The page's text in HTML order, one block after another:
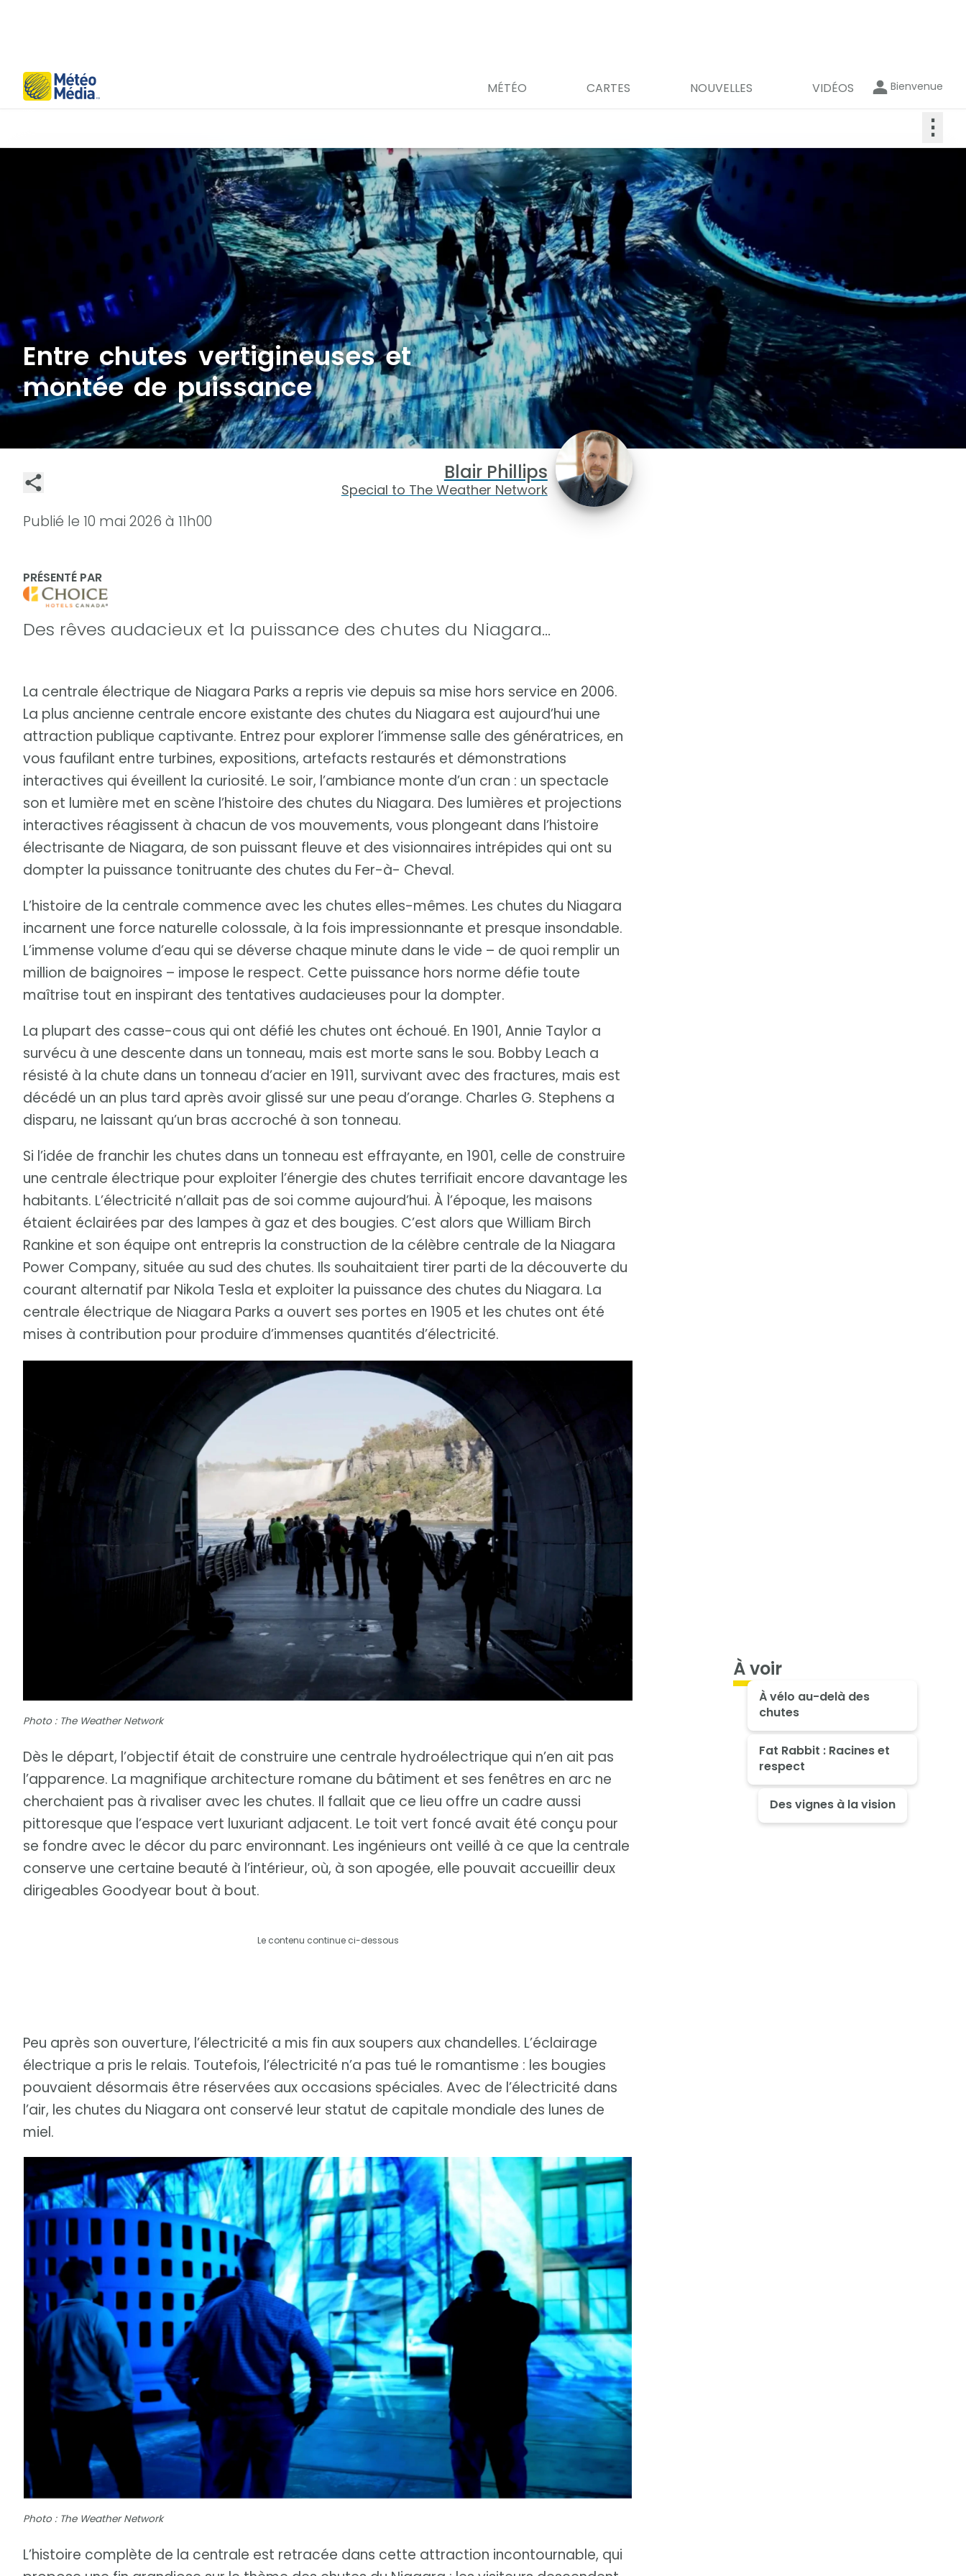
MÉTÉO CARTES NOUVELLES VIDÉOS Bienvenue
⋮
Entre chutes vertigineuses et
montée de puissance
Blair Phillips
Special to The Weather Network
Publié le 10 mai 2026 à 11h00
PRÉSENTÉ PAR
Des rêves audacieux et la puissance des chutes du Niagara...
La centrale électrique de Niagara Parks a repris vie depuis sa mise hors service en 2006.
La plus ancienne centrale encore existante des chutes du Niagara est aujourd’hui une
attraction publique captivante. Entrez pour explorer l’immense salle des génératrices, en
vous faufilant entre turbines, expositions, artefacts restaurés et démonstrations
interactives qui éveillent la curiosité. Le soir, l’ambiance monte d’un cran : un spectacle
son et lumière met en scène l’histoire des chutes du Niagara. Des lumières et projections
interactives réagissent à chacun de vos mouvements, vous plongeant dans l’histoire
électrisante de Niagara, de son puissant fleuve et des visionnaires intrépides qui ont su
dompter la puissance tonitruante des chutes du Fer-à- Cheval.
L’histoire de la centrale commence avec les chutes elles-mêmes. Les chutes du Niagara
incarnent une force naturelle colossale, à la fois impressionnante et presque insondable.
L’immense volume d’eau qui se déverse chaque minute dans le vide – de quoi remplir un
million de baignoires – impose le respect. Cette puissance hors norme défie toute
maîtrise tout en inspirant des tentatives audacieuses pour la dompter.
La plupart des casse-cous qui ont défié les chutes ont échoué. En 1901, Annie Taylor a
survécu à une descente dans un tonneau, mais est morte sans le sou. Bobby Leach a
résisté à la chute dans un tonneau d’acier en 1911, survivant avec des fractures, mais est
décédé un an plus tard après avoir glissé sur une peau d’orange. Charles G. Stephens a
disparu, ne laissant qu’un bras accroché à son tonneau.
Si l’idée de franchir les chutes dans un tonneau est effrayante, en 1901, celle de construire
une centrale électrique pour exploiter l’énergie des chutes terrifiait encore davantage les
habitants. L’électricité n’allait pas de soi comme aujourd’hui. À l’époque, les maisons
étaient éclairées par des lampes à gaz et des bougies. C’est alors que William Birch
Rankine et son équipe ont entrepris la construction de la célèbre centrale de la Niagara
Power Company, située au sud des chutes. Ils souhaitaient tirer parti de la découverte du
courant alternatif par Nikola Tesla et exploiter la puissance des chutes du Niagara. La
centrale électrique de Niagara Parks a ouvert ses portes en 1905 et les chutes ont été
mises à contribution pour produire d’immenses quantités d’électricité.
Photo : The Weather Network
Dès le départ, l’objectif était de construire une centrale hydroélectrique qui n’en ait pas
l’apparence. La magnifique architecture romane du bâtiment et ses fenêtres en arc ne
cherchaient pas à rivaliser avec les chutes. Il fallait que ce lieu offre un cadre aussi
pittoresque que l’espace vert luxuriant adjacent. Le toit vert foncé avait été conçu pour
se fondre avec le décor du parc environnant. Les ingénieurs ont veillé à ce que la centrale
conserve une certaine beauté à l’intérieur, où, à son apogée, elle pouvait accueillir deux
dirigeables Goodyear bout à bout.
Le contenu continue ci-dessous
Peu après son ouverture, l’électricité a mis fin aux soupers aux chandelles. L’éclairage
électrique a pris le relais. Toutefois, l’électricité n’a pas tué le romantisme : les bougies
pouvaient désormais être réservées aux occasions spéciales. Avec de l’électricité dans
l’air, les chutes du Niagara ont conservé leur statut de capitale mondiale des lunes de
miel.
Photo : The Weather Network
L’histoire complète de la centrale est retracée dans cette attraction incontournable, qui
À voir
À vélo au-delà des
chutes
Fat Rabbit : Racines et
respect
Des vignes à la vision